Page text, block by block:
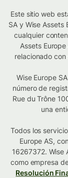
Este sitio web
SA y Wise Assets
cualquier
Assets
relacionado
Wise Europe
número de
Rue du Trône
una
Todos los
Europe AS,
16267372. Wise
como empresa
Resolución